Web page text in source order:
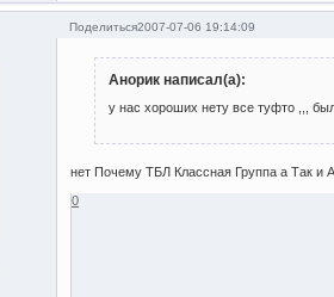
Поделиться2007-07-06 19:14:09
Анорик написал(а):
у нас хороших нету все туфто ,,,
нет Почему ТБЛ Классная Группа а Так и
0